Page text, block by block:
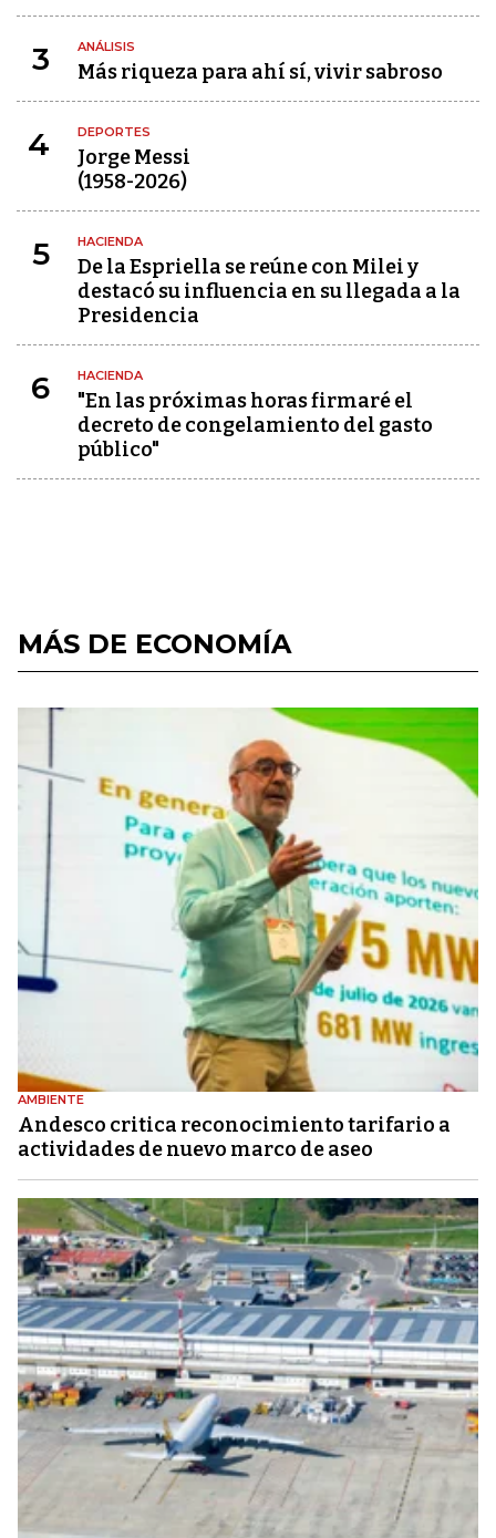
3 ANÁLISIS
Más riqueza para ahí sí, vivir sabroso
4 DEPORTES
Jorge Messi
(1958-2026)
5 HACIENDA
De la Espriella se reúne con Milei y
destacó su influencia en su llegada a la
Presidencia
6 HACIENDA
"En las próximas horas firmaré el
decreto de congelamiento del gasto
público"
MÁS DE ECONOMÍA
AMBIENTE
Andesco critica reconocimiento tarifario a
actividades de nuevo marco de aseo